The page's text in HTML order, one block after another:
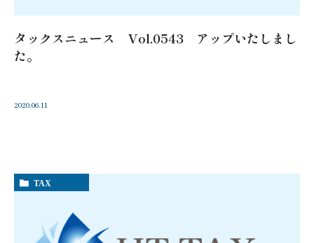
タックスニュース Vol.0543 アップいたしまし
た。
2020.06.11
TAX